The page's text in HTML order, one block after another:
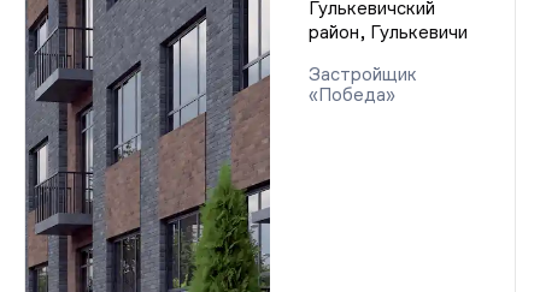
Гулькевичский
район, Гулькевичи
Застройщик
«Победа»